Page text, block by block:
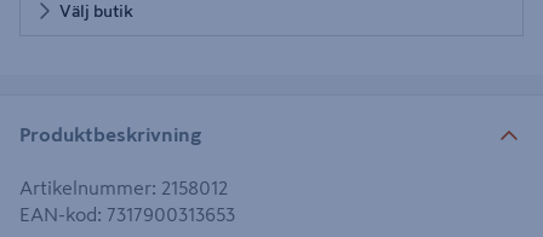
Välj butik
Produktbeskrivning
Artikelnummer: 2158012
EAN-kod: 7317900313653